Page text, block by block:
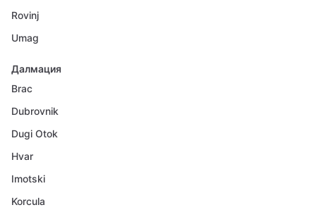
Rovinj
Umag
Далмация
Brac
Dubrovnik
Dugi Otok
Hvar
Imotski
Korcula